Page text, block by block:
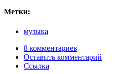
Метки:
музыка
8 комментариев
Оставить комментарий
Ссылка